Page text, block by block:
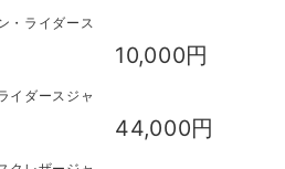
・ライダース
10,000円
イダースジャ
44,000円